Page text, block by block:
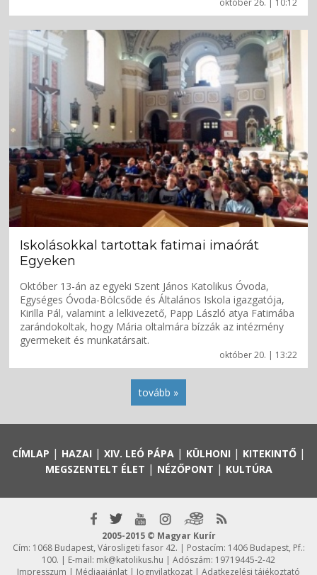
október 26. | 10:12
október 20. | 13:22
Iskolásokkal tartottak fatimai imaórát
Egyeken
Október 13-án az egyeki Szent János Katolikus Óvoda,
Egységes Óvoda-Bölcsőde és Általános Iskola igazgatója,
Kirilla Pál, valamint a lelkivezető, Papp László atya Fatimába
zarándokoltak, hogy Mária oltalmára bízzák az intézmény
gyermekeit és munkatársait.
tovább »
CÍMLAP | HAZAI | XIV. LEÓ PÁPA| KÜLHONI | KITEKINTŐ|
MEGSZENTELT ÉLET | NÉZŐPONT | KULTÚRA
2005-2015 © Magyar Kurír
Cím: 1068 Budapest, Városligeti fasor 42. | Postacím: 1406 Budapest, Pf.:
100. | E-mail: mk@katolikus.hu | Adószám: 19719445-2-42
Impresszum | Médiaajánlat | Jognyilatkozat | Adatkezelési tájékoztató